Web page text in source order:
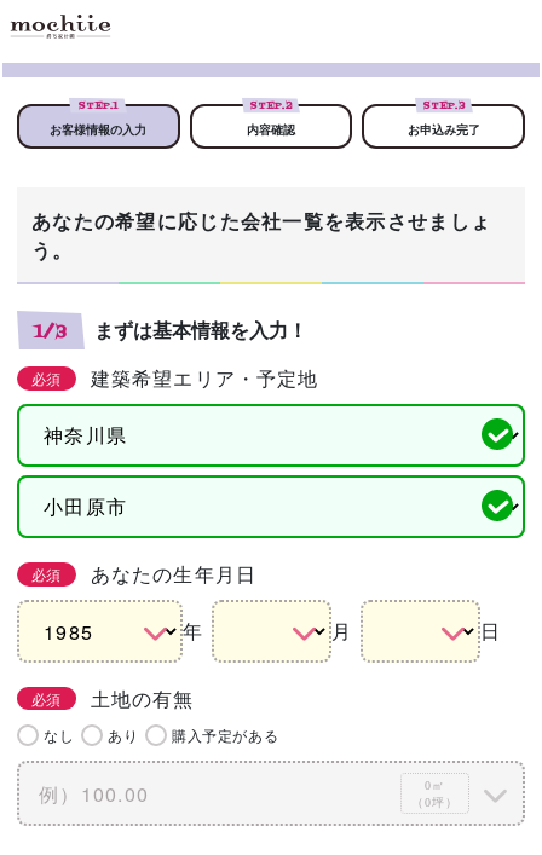
STEP.1
お客様情報の入力
STEP.2
内容確認
STEP.3
お申込み完了
あなたの希望に応じた会社一覧を表示させましょ
う。
1/3 まずは基本情報を入力！
必須 建築希望エリア・予定地
必須 あなたの生年月日
年 月 日
必須 土地の有無
なし あり 購入予定がある
0㎡
（0坪）